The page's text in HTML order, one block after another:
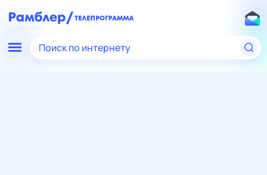
Поиск по интернету